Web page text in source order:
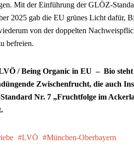
Mit der Einführung der GLÖZ-
2025 gab die EU grünes Licht dafür,
von der doppelten
befreien.
/ Being Organic in EU – Bio
Zwischenfrucht, die auch
Nr. 7 „Fruchtfolge im
LVÖ München-Oberbayern